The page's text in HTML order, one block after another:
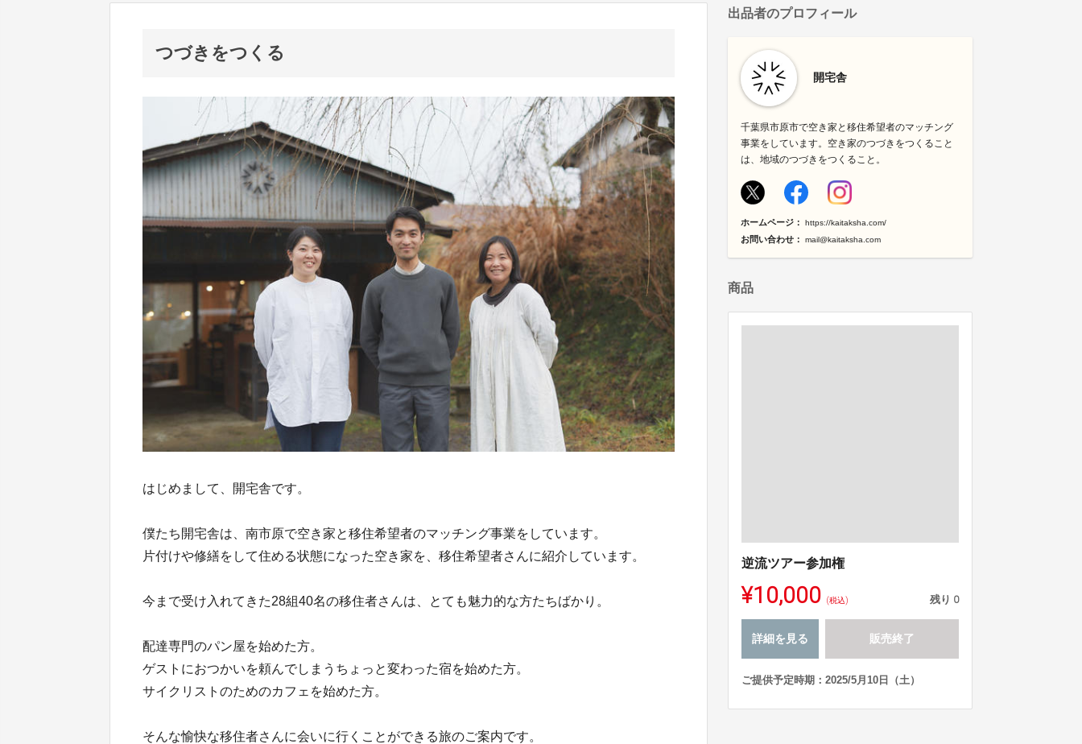
つづきをつくる
はじめまして、開宅舎です。
僕たち開宅舎は、南市原で空き家と移住希望者のマッチング事業をしています。
片付けや修繕をして住める状態になった空き家を、移住希望者さんに紹介しています。
今まで受け入れてきた28組40名の移住者さんは、とても魅力的な方たちばかり。
配達専門のパン屋を始めた方。
ゲストにおつかいを頼んでしまうちょっと変わった宿を始めた方。
サイクリストのためのカフェを始めた方。
そんな愉快な移住者さんに会いに行くことができる旅のご案内です。
出品者のプロフィール
開宅舎
千葉県市原市で空き家と移住希望者のマッチング
事業をしています。空き家のつづきをつくること
は、地域のつづきをつくること。
ホームページ： https://kaitaksha.com/
お問い合わせ： mail@kaitaksha.com
商品
逆流ツアー参加権
¥10,000 (税込) 残り 0
詳細を見る 販売終了
ご提供予定時期：2025/5月10日（土）